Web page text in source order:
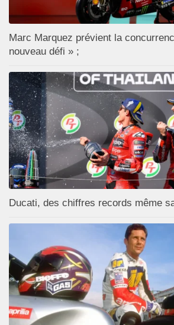
Marc Marquez prévient la
nouveau défi » ;
Ducati, des chiffres records même